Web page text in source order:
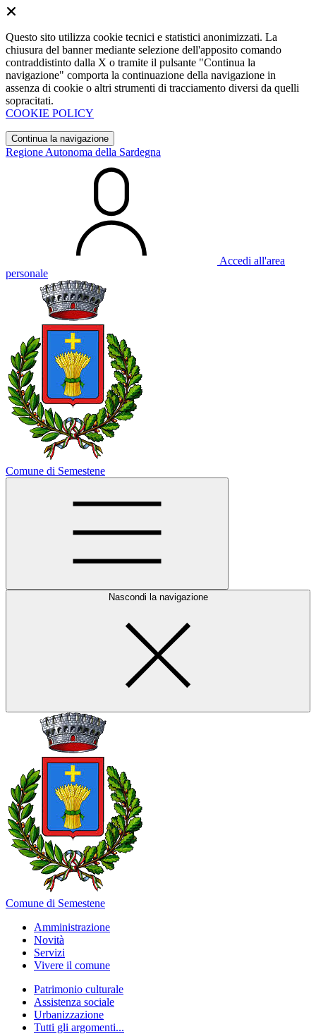
Questo sito utilizza cookie tecnici e statistici anonimizzati. La
chiusura del banner mediante selezione dell'apposito comando
contraddistinto dalla X o tramite il pulsante "Continua la
navigazione" comporta la continuazione della navigazione in
assenza di cookie o altri strumenti di tracciamento diversi da quelli
sopracitati.
COOKIE POLICY
Continua la navigazione
Regione Autonoma della Sardegna
Accedi all'area
personale
Comune di Semestene
Nascondi la navigazione
Comune di Semestene
Amministrazione
Novità
Servizi
Vivere il comune
Patrimonio culturale
Assistenza sociale
Urbanizzazione
Tutti gli argomenti...